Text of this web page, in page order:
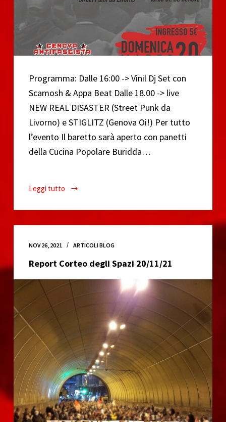
Programma: Dalle 16:00 -> Vinil Dj Set con
Scamosh & Appa Beat Dalle 18.00 -> live
NEW REAL DISASTER (Street Punk da
Livorno) e STIGLITZ (Genova Oi!) Per tutto
l’evento Il baretto sarà aperto con panetti
della Cucina Popolare Buridda…
Leggi tutto
Genova
serata
per
la
Genova
NOV 26, 2021 ARTICOLI BLOG
Report Corteo degli Spazi 20/11/21